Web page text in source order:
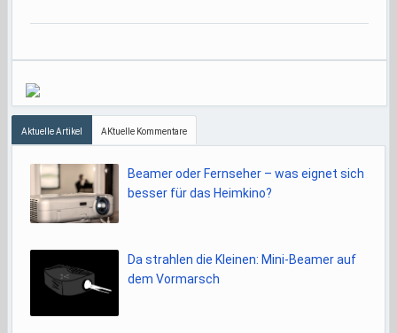
Aktuelle Artikel AKtuelle Kommentare
Beamer oder Fernseher – was eignet sich
besser für das Heimkino?
Da strahlen die Kleinen: Mini-Beamer auf
dem Vormarsch